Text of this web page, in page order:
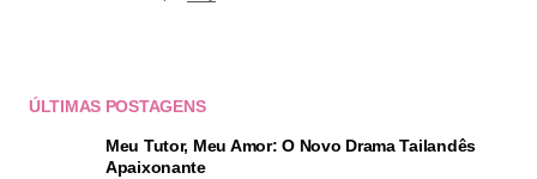
ÚLTIMAS POSTAGENS
Meu Tutor, Meu Amor: O Novo Drama Tailandês
Apaixonante